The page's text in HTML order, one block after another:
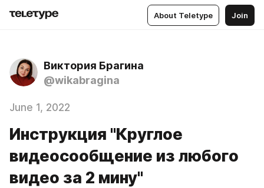
About Teletype Join
Виктория Брагина
@wikabragina
June 1, 2022
Инструкция "Круглое
видеосообщение из любого
видео за 2 мину"